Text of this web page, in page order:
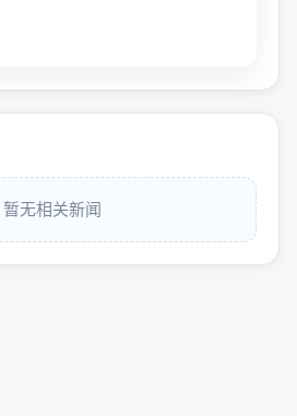
暂无相关新闻